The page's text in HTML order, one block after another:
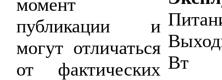
момент
публикации и
могут отличаться
от фактических Вт